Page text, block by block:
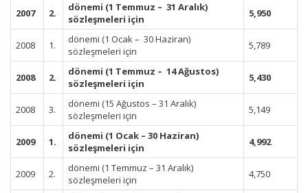
2007 2.
dönemi (1 Temmuz – 31 Aralık)
sözleşmeleri için
5,950
2008 1.
dönemi (1 Ocak – 30 Haziran)
sözleşmeleri için
5,789
2008 2.
dönemi (1 Temmuz – 14 Ağustos)
sözleşmeleri için
5,430
2008 3.
dönemi (15 Ağustos – 31 Aralık)
sözleşmeleri için
5,149
2009 1.
dönemi (1 Ocak – 30 Haziran)
sözleşmeleri için
4,992
2009 2.
dönemi (1 Temmuz – 31 Aralık)
sözleşmeleri için
4,750